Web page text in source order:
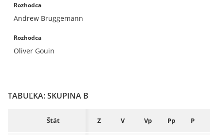
Rozhodca
Andrew Bruggemann
Rozhodca
Oliver Gouin
TABUĽKA: SKUPINA B
Štát Z V Vp Pp P